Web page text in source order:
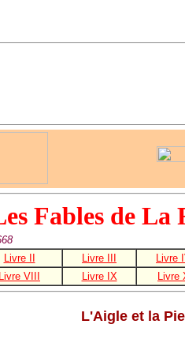
Fables de La
Livre II Livre III Livre
Livre VIII Livre IX Livre
L'Aigle et la Pie